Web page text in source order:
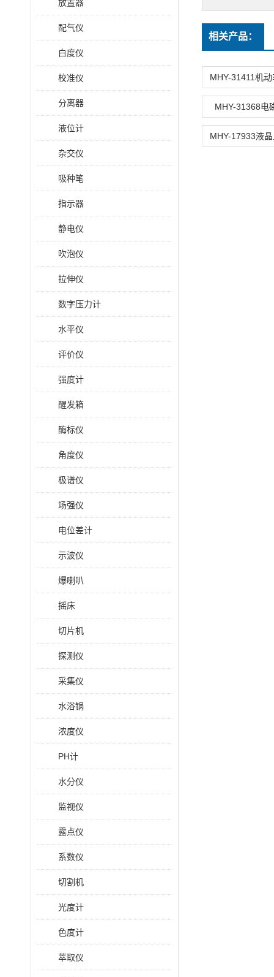
放置器
配气仪
白度仪
校准仪
分离器
液位计
杂交仪
吸种笔
指示器
静电仪
吹泡仪
拉伸仪
数字压力计
水平仪
评价仪
强度计
醒发箱
酶标仪
角度仪
极谱仪
场强仪
电位差计
示波仪
爆喇叭
摇床
切片机
探测仪
采集仪
水浴锅
浓度仪
PH计
水分仪
监视仪
露点仪
系数仪
切割机
光度计
色度计
萃取仪
相关产品：
MHY-31368电